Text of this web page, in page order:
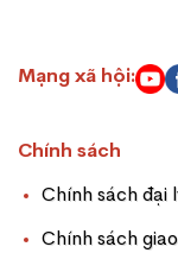
Mạng xã hội:
Chính sách
Chính sách đại
Chính sách